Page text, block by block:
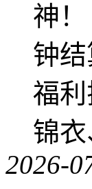
神
钟
福
锦衣
2026-